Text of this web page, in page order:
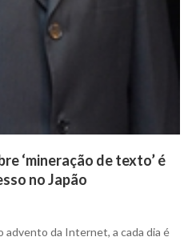
‘mineração de texto’ é
no Japão
advento da Internet, a cada dia é